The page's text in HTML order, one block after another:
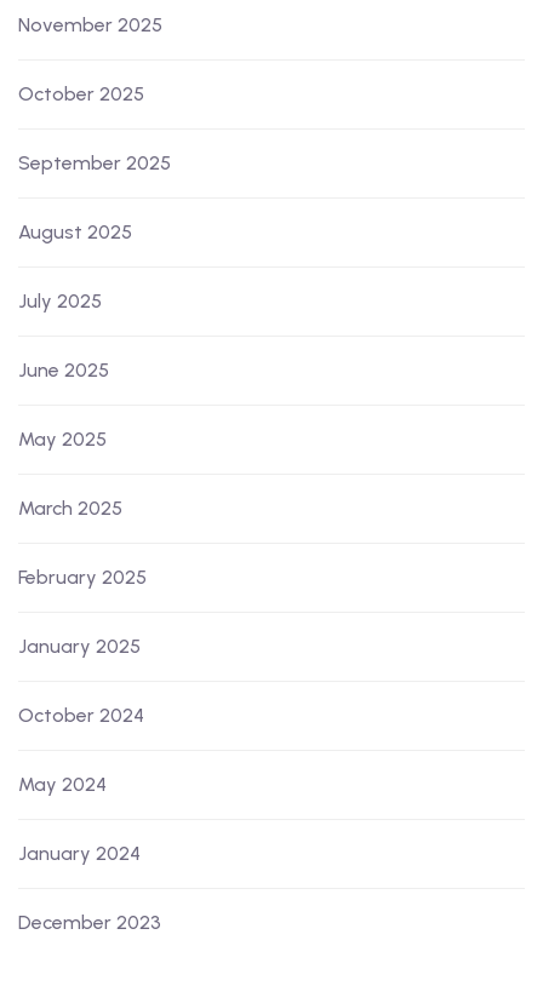
November 2025
October 2025
September 2025
August 2025
July 2025
June 2025
May 2025
March 2025
February 2025
January 2025
October 2024
May 2024
January 2024
December 2023